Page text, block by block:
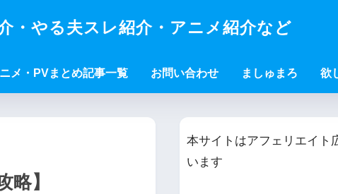
やる夫スレ紹介・アニメ紹介など
メ・PVまとめ記事一覧 お問い合わせ ましゅまろ 欲
】
本サイトはアフェリエイト
います